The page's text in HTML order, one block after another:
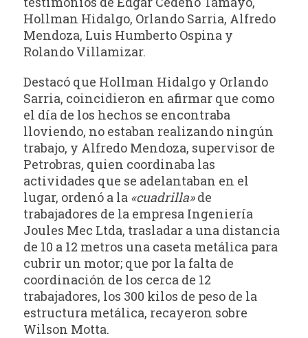
Hollman Hidalgo, Orlando Sarria, Alfredo
Mendoza, Luis Humberto Ospina y
Rolando Villamizar.
Destacó que Hollman Hidalgo y Orlando
Sarria, coincidieron en afirmar que como
el día de los hechos se encontraba
lloviendo, no estaban realizando ningún
trabajo, y Alfredo Mendoza, supervisor de
Petrobras, quien coordinaba las
actividades que se adelantaban en el
lugar, ordenó a la «cuadrilla»de
trabajadores de la empresa Ingeniería
Joules Mec Ltda, trasladar a una distancia
de 10 a 12 metros una caseta metálica para
cubrir un motor; que por la falta de
coordinación de los cerca de 12
trabajadores, los 300 kilos de peso de la
estructura metálica, recayeron sobre
Wilson Motta.